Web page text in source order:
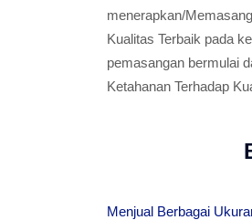
menerapkan/
Kualitas Terbaik pada
pemasangan bermulai
Ketahanan Terhadap
Menjual Berbagai